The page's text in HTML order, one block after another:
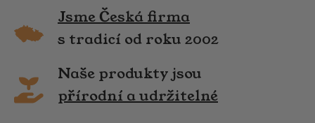
Jsme Česká firma
s tradicí od roku 2002
Naše produkty jsou
přírodní a udržitelné